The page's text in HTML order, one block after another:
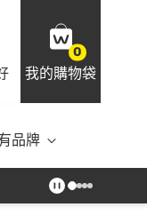
0
我的購物袋
品牌